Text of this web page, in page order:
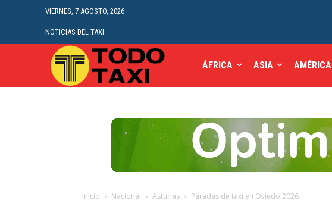
VIERNES, 7 AGOSTO, 2026
NOTICIAS DEL TAXI
ÁFRICA ASIA AMÉRICA
Inicio Nacional Asturias Paradas de taxi en Oviedo 2026